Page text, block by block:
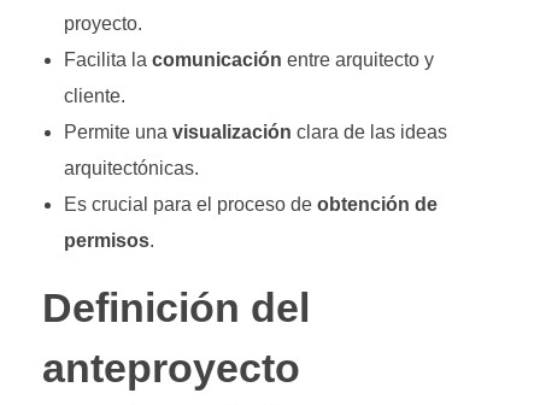
proyecto.
Facilita la comunicación entre arquitecto y
cliente.
Permite una visualización clara de las ideas
arquitectónicas.
Es crucial para el proceso de obtención de
permisos.
Definición del
anteproyecto